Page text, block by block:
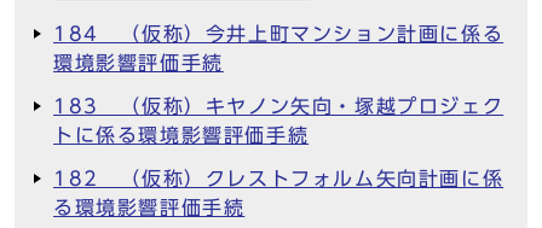
184 （仮称）今井上町マンション計画に係る
環境影響評価手続
183 （仮称）キヤノン矢向・塚越プロジェク
トに係る環境影響評価手続
182 （仮称）クレストフォルム矢向計画に係
る環境影響評価手続